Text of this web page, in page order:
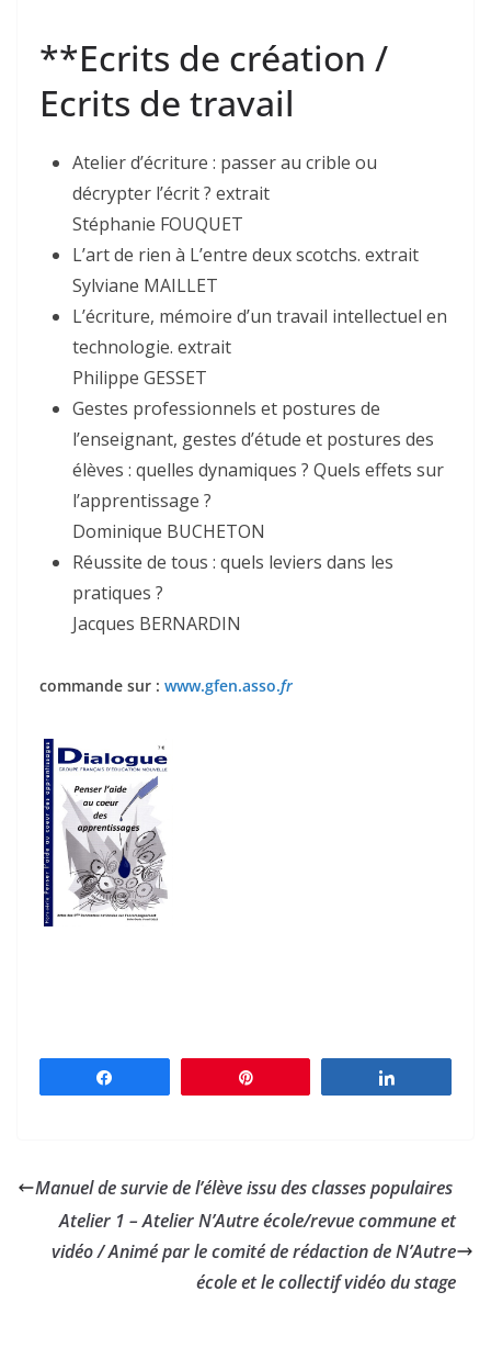
**Ecrits de création /
Ecrits de travail
Atelier d’écriture : passer au crible ou
décrypter l’écrit ? extrait
Stéphanie FOUQUET
L’art de rien à L’entre deux scotchs. extrait
Sylviane MAILLET
L’écriture, mémoire d’un travail intellectuel en
technologie. extrait
Philippe GESSET
Gestes professionnels et postures de
l’enseignant, gestes d’étude et postures des
élèves : quelles dynamiques ? Quels effets sur
l’apprentissage ?
Dominique BUCHETON
Réussite de tous : quels leviers dans les
pratiques ?
Jacques BERNARDIN
commande sur : www.gfen.asso.fr
Manuel de survie de l’élève issu des classes populaires
Atelier 1 – Atelier N’Autre école/revue commune et
vidéo / Animé par le comité de rédaction de N’Autre
école et le collectif vidéo du stage